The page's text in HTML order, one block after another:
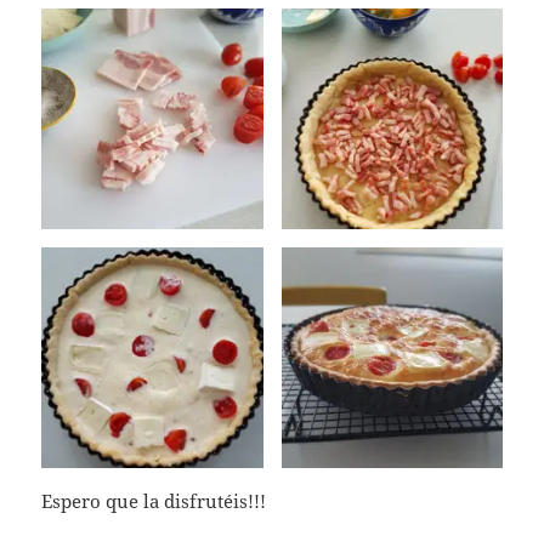
Espero que la disfrutéis!!!